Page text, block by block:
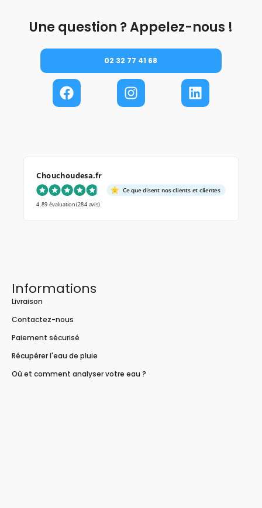
Une question ? Appelez-nous !
02 32 77 41 68
Chouchoudesa.fr
Ce que disent nos clients et clientes
4.89 évaluation(284 avis)
Informations
Livraison
Contactez-nous
Paiement sécurisé
Récupérer l'eau de pluie
Où et comment analyser votre eau ?